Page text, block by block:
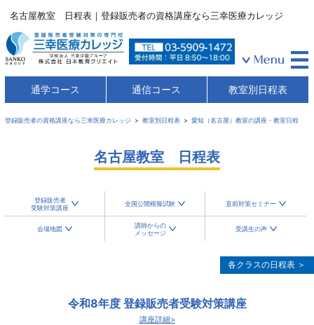
名古屋教室 日程表｜登録販売者の資格講座なら三幸医療カレッジ
通学コース 通信コース 教室別日程表
登録販売者の資格講座なら三幸医療カレッジ 教室別日程表 愛知（名古屋）教室の講座・教室日程
名古屋教室 日程表
登録販売者
受験対策講座
全国公開模擬試験 直前対策セミナー
会場地図
講師からの
メッセージ
受講生の声
各クラスの日程表 ＞
令和8年度 登録販売者受験対策講座
講座詳細